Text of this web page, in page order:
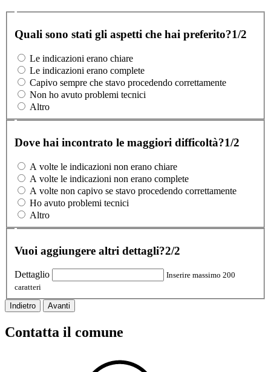
Quali sono stati gli aspetti che hai preferito?1/2
Le indicazioni erano chiare
Le indicazioni erano complete
Capivo sempre che stavo procedendo correttamente
Non ho avuto problemi tecnici
Altro
Dove hai incontrato le maggiori difficoltà?1/2
A volte le indicazioni non erano chiare
A volte le indicazioni non erano complete
A volte non capivo se stavo procedendo correttamente
Ho avuto problemi tecnici
Altro
Vuoi aggiungere altri dettagli?2/2
Dettaglio
Inserire massimo 200
caratteri
Indietro Avanti
Contatta il comune